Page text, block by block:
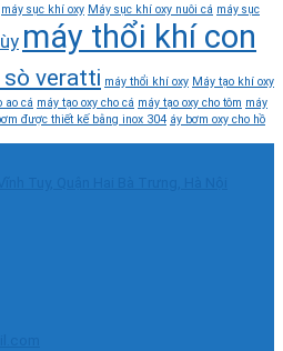
máy sục khí oxy Máy sục khí oxy nuôi cá máy sục
máy thổi khí con
veratti máy thổi khí oxy Máy tạo khí oxy
ao cá máy tạo oxy cho cá máy tạo oxy cho tôm máy
được thiết kế bằng inox 304 áy bơm oxy cho hồ